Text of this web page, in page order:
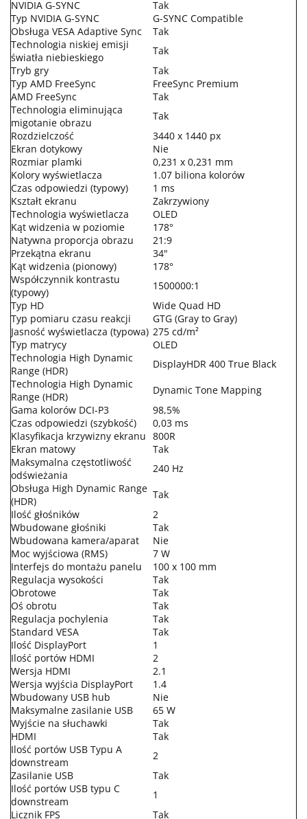
NVIDIA G-SYNC
Tak
Typ NVIDIA G-SYNC
G-SYNC Compatible
Obsługa VESA Adaptive Sync
Tak
Technologia niskiej emisji
światła niebieskiego
Tak
Tryb gry
Tak
Typ AMD FreeSync
FreeSync Premium
AMD FreeSync
Tak
Technologia eliminująca
migotanie obrazu
Tak
Rozdzielczość
3440 x 1440 px
Ekran dotykowy
Nie
Rozmiar plamki
0,231 x 0,231 mm
Kolory wyświetlacza
1.07 biliona kolorów
Czas odpowiedzi (typowy)
1 ms
Kształt ekranu
Zakrzywiony
Technologia wyświetlacza
OLED
Kąt widzenia w poziomie
178°
Natywna proporcja obrazu
21:9
Przekątna ekranu
34"
Kąt widzenia (pionowy)
178°
Współczynnik kontrastu
(typowy)
1500000:1
Typ HD
Wide Quad HD
Typ pomiaru czasu reakcji
GTG (Gray to Gray)
Jasność wyświetlacza (typowa) 275 cd/m²
Typ matrycy
OLED
Technologia High Dynamic
Range (HDR)
DisplayHDR 400 True Black
Technologia High Dynamic
Range (HDR)
Dynamic Tone Mapping
Gama kolorów DCI-P3
98,5%
Czas odpowiedzi (szybkość)
0,03 ms
Klasyfikacja krzywizny ekranu 800R
Ekran matowy
Tak
Maksymalna częstotliwość
odświeżania
240 Hz
Obsługa High Dynamic Range
(HDR)
Tak
Ilość głośników
2
Wbudowane głośniki
Tak
Wbudowana kamera/aparat
Nie
Moc wyjściowa (RMS)
7 W
Interfejs do montażu panelu
100 x 100 mm
Regulacja wysokości
Tak
Obrotowe
Tak
Oś obrotu
Tak
Regulacja pochylenia
Tak
Standard VESA
Tak
Ilość DisplayPort
1
Ilość portów HDMI
2
Wersja HDMI
2.1
Wersja wyjścia DisplayPort
1.4
Wbudowany USB hub
Nie
Maksymalne zasilanie USB
65 W
Wyjście na słuchawki
Tak
HDMI
Tak
Ilość portów USB Typu A
downstream
2
Zasilanie USB
Tak
Ilość portów USB typu C
downstream
1
Licznik FPS
Tak